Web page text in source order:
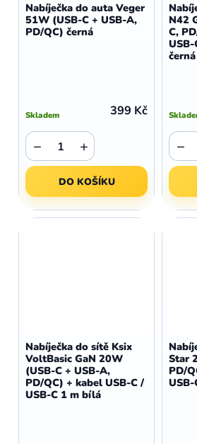
Nabíječka do auta Veger
51W (USB-C + USB-A,
PD/QC) černá
Skladem 399 Kč
+
−
DO KOŠÍKU
N42
C,
černá
−
Nabíječka do sítě Ksix
VoltBasic GaN 20W
(USB-C + USB-A,
PD/QC) + kabel USB-C /
USB-C 1 m bílá
Star
PD/
USB-